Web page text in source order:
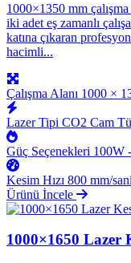
1000×1350 mm
iki adet eş zamanlı
katına çıkaran
hacimli...
Çalışma Alanı 1000 ×
Lazer Tipi CO2 Cam
Güç Seçenekleri 100W
Kesim Hızı 800 mm/
Ürünü İncele
1000×1650 Lazer